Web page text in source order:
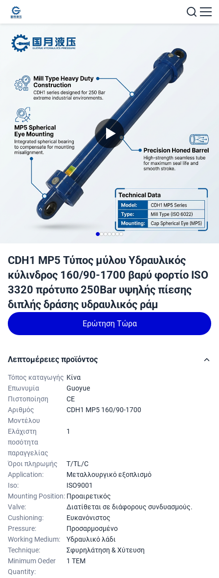
CDH1 MP5 Τύπος μύλου Υδραυλικός
κύλινδρος 160/90-1700 βαρύ φορτίο ISO
3320 πρότυπο 250Bar υψηλής πίεσης
διπλής δράσης υδραυλικός ράμ
Ερώτηση Τώρα
Λεπτομέρειες προϊόντος
Τόπος καταγωγής Κίνα
Επωνυμία
Guoyue
Πιστοποίηση
CE
Αριθμός
Μοντέλου
CDH1 MP5 160/90-1700
Ελάχιστη
ποσότητα
παραγγελίας
1
Όροι πληρωμής
T/TL/C
Application:
Μεταλλουργικό εξοπλισμό
Iso:
ISO9001
Mounting Position: Προαιρετικός
Valve:
Διατίθεται σε διάφορους συνδυασμούς.
Cushioning:
Ευκανόνιστος
Pressure:
Προσαρμοσμένο
Working Medium:
Υδραυλικό λάδι
Technique:
Σφυρηλάτηση & Χύτευση
Minimum Oeder
Quantity:
1 ΤΕΜ